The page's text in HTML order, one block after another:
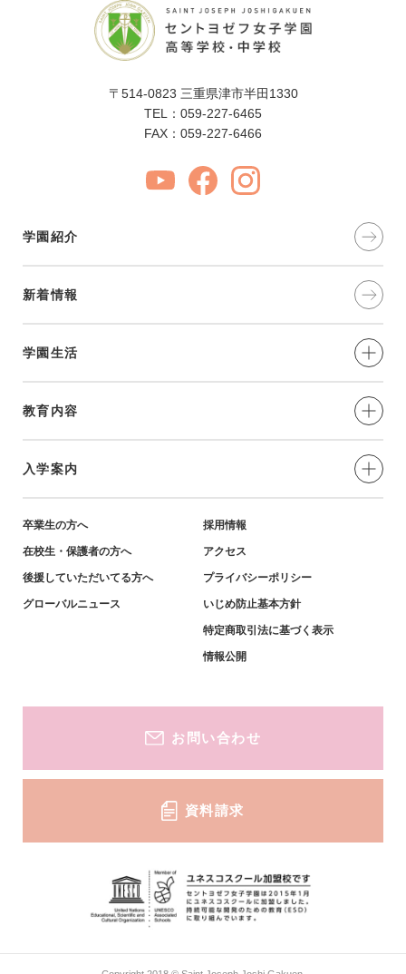
〒514-0823 三重県津市半田1330
TEL：059-227-6465
FAX：059-227-6466
学園紹介
新着情報
学園生活
制服・年間⾏事
部活動
学習環境
教育内容
愛と奉仕の実践
教育の特色
英語教育・姉妹校紹介
入学案内
小学生対象-説明会・イベント
小学生対象-募集要項・資料
卒業生の方へ
在校生・保護者の方へ
後援していただいてる方へ
グローバルニュース
採用情報
アクセス
プライバシーポリシー
いじめ防止基本方針
特定商取引法に基づく表示
情報公開
お問い合わせ
資料請求